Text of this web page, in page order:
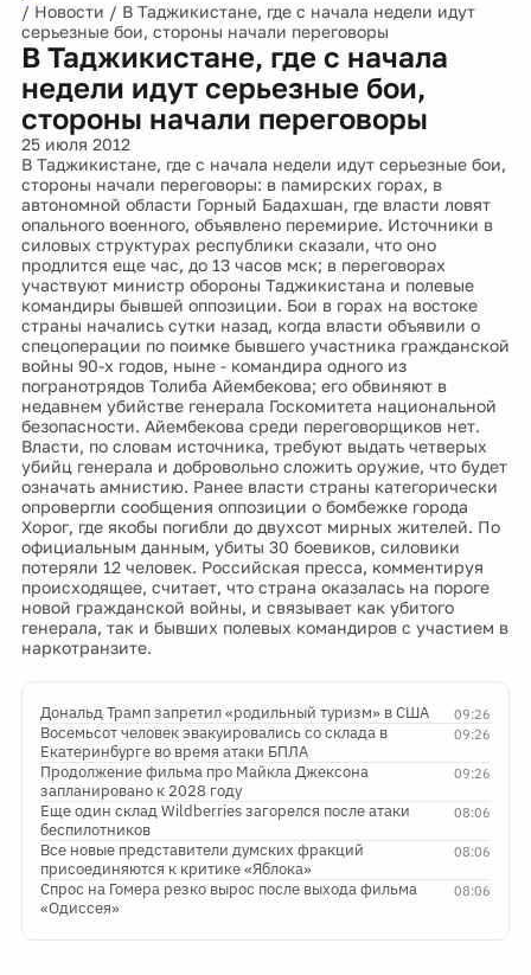
/ Новости / В Таджикистане, где с начала недели идут
серьезные бои, стороны начали переговоры
В Таджикистане, где с начала
недели идут серьезные бои,
стороны начали переговоры
25 июля 2012
В Таджикистане, где с начала недели идут серьезные бои,
стороны начали переговоры: в памирских горах, в
автономной области Горный Бадахшан, где власти ловят
опального военного, объявлено перемирие. Источники в
силовых структурах республики сказали, что оно
продлится еще час, до 13 часов мск; в переговорах
участвуют министр обороны Таджикистана и полевые
командиры бывшей оппозиции. Бои в горах на востоке
страны начались сутки назад, когда власти объявили о
спецоперации по поимке бывшего участника гражданской
войны 90-х годов, ныне - командира одного из
погранотрядов Толиба Айембекова; его обвиняют в
недавнем убийстве генерала Госкомитета национальной
безопасности. Айембекова среди переговорщиков нет.
Власти, по словам источника, требуют выдать четверых
убийц генерала и добровольно сложить оружие, что будет
означать амнистию. Ранее власти страны категорически
опровергли сообщения оппозиции о бомбежке города
Хорог, где якобы погибли до двухсот мирных жителей. По
официальным данным, убиты 30 боевиков, силовики
потеряли 12 человек. Российская пресса, комментируя
происходящее, считает, что страна оказалась на пороге
новой гражданской войны, и связывает как убитого
генерала, так и бывших полевых командиров с участием в
наркотранзите.
09:26
Дональд Трамп запретил «родильный туризм» в США
09:26
Восемьсот человек эвакуировались со склада в
Екатеринбурге во время атаки БПЛА
09:26
Продолжение фильма про Майкла Джексона
запланировано к 2028 году
08:06
Еще один склад Wildberries загорелся после атаки
беспилотников
08:06
Все новые представители думских фракций
присоединяются к критике «Яблока»
08:06
Спрос на Гомера резко вырос после выхода фильма
«Одиссея»